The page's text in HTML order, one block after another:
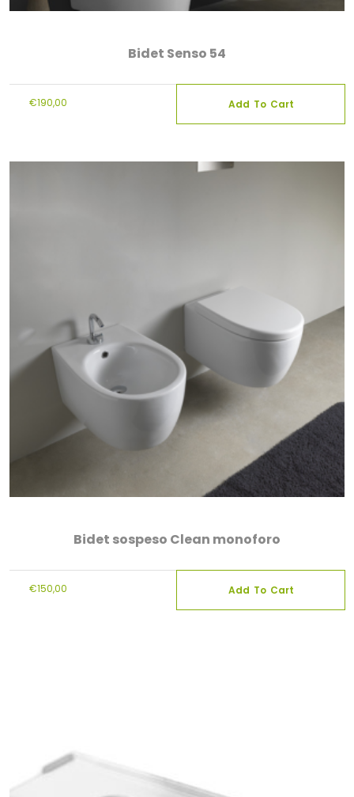
Bidet Senso 54
€190,00 Add To Cart
Bidet sospeso Clean monoforo
€150,00 Add To Cart